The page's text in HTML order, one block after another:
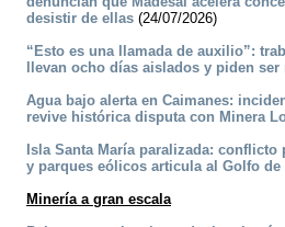
desistir de ellas (24/07/2026)
“Esto es una llamada de auxilio”:
llevan ocho días aislados y piden ser
Agua bajo alerta en Caimanes:
revive histórica disputa con Minera
Isla Santa María paralizada:
y parques eólicos articula al Golfo de
Minería a gran escala